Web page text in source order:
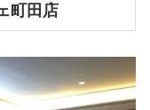
町田店